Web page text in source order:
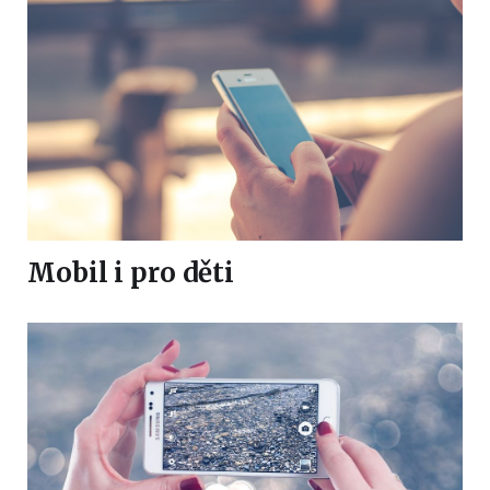
Mobil i pro děti